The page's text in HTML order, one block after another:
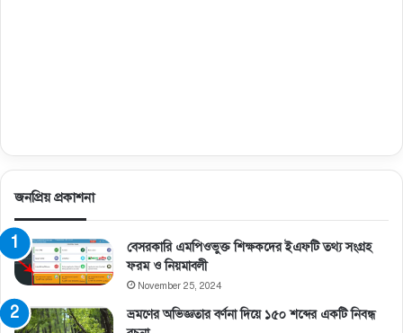
জনপ্রিয় প্রকাশনা
বেসরকারি এমপিওভুক্ত শিক্ষকদের ইএফটি তথ্য সংগ্রহ
ফরম ও নিয়মাবলী
November 25, 2024
ভ্রমণের অভিজ্ঞতার বর্ণনা দিয়ে ১৫০ শব্দের একটি নিবন্ধ